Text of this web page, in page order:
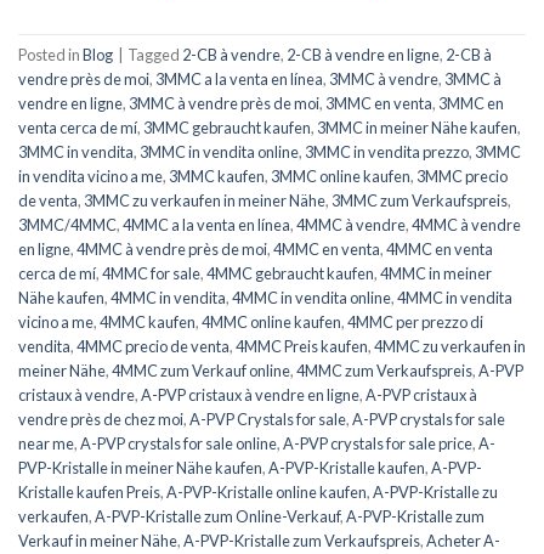
Posted inBlog Tagged 2-CB à vendre, 2-CB à vendre en ligne, 2-CB à
vendre près de moi, 3MMC a la venta en línea, 3MMC à vendre, 3MMC à
vendre en ligne, 3MMC à vendre près de moi, 3MMC en venta, 3MMC en
venta cerca de mí, 3MMC gebraucht kaufen, 3MMC in meiner Nähe kaufen,
3MMC in vendita, 3MMC in vendita online, 3MMC in vendita prezzo, 3MMC
in vendita vicino a me, 3MMC kaufen, 3MMC online kaufen, 3MMC precio
de venta, 3MMC zu verkaufen in meiner Nähe, 3MMC zum Verkaufspreis,
3MMC/4MMC,4MMC a la venta en línea,4MMC à vendre,4MMC à vendre
en ligne,4MMC à vendre près de moi,4MMC en venta,4MMC en venta
cerca de mí,4MMC for sale,4MMC gebraucht kaufen,4MMC in meiner
Nähe kaufen,4MMC in vendita,4MMC in vendita online,4MMC in vendita
vicino a me,4MMC kaufen,4MMC online kaufen,4MMC per prezzo di
vendita,4MMC precio de venta,4MMC Preis kaufen,4MMC zu verkaufen in
meiner Nähe,4MMC zum Verkauf online,4MMC zum Verkaufspreis,A-PVP
cristaux à vendre,A-PVP cristaux à vendre en ligne,A-PVP cristaux à
vendre près de chez moi,A-PVP Crystals for sale,A-PVP crystals for sale
near me,A-PVP crystals for sale online,A-PVP crystals for sale price,A-
PVP-Kristalle in meiner Nähe kaufen,A-PVP-Kristalle kaufen,A-PVP-
Kristalle kaufen Preis,A-PVP-Kristalle online kaufen,A-PVP-Kristalle zu
verkaufen,A-PVP-Kristalle zum Online-Verkauf,A-PVP-Kristalle zum
Verkauf in meiner Nähe,A-PVP-Kristalle zum Verkaufspreis,Acheter A-